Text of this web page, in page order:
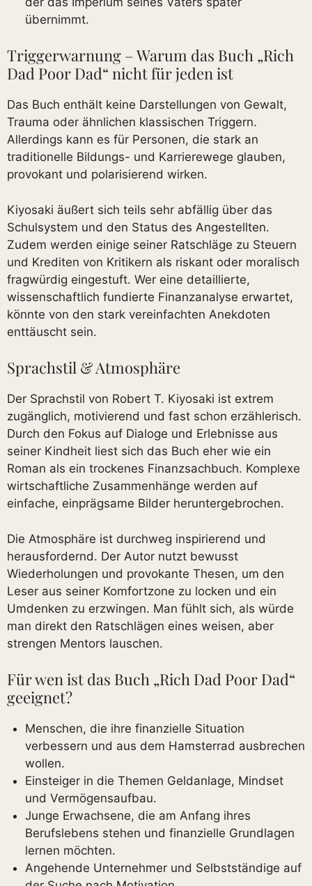
übernimmt.
Triggerwarnung – Warum das Buch „Rich
Dad Poor Dad“ nicht für jeden ist
Das Buch enthält keine Darstellungen von Gewalt,
Trauma oder ähnlichen klassischen Triggern.
Allerdings kann es für Personen, die stark an
traditionelle Bildungs- und Karrierewege glauben,
provokant und polarisierend wirken.
Kiyosaki äußert sich teils sehr abfällig über das
Schulsystem und den Status des Angestellten.
Zudem werden einige seiner Ratschläge zu Steuern
und Krediten von Kritikern als riskant oder moralisch
fragwürdig eingestuft. Wer eine detaillierte,
wissenschaftlich fundierte Finanzanalyse erwartet,
könnte von den stark vereinfachten Anekdoten
enttäuscht sein.
Sprachstil & Atmosphäre
Der Sprachstil von Robert T. Kiyosaki ist extrem
zugänglich, motivierend und fast schon erzählerisch.
Durch den Fokus auf Dialoge und Erlebnisse aus
seiner Kindheit liest sich das Buch eher wie ein
Roman als ein trockenes Finanzsachbuch. Komplexe
wirtschaftliche Zusammenhänge werden auf
einfache, einprägsame Bilder heruntergebrochen.
Die Atmosphäre ist durchweg inspirierend und
herausfordernd. Der Autor nutzt bewusst
Wiederholungen und provokante Thesen, um den
Leser aus seiner Komfortzone zu locken und ein
Umdenken zu erzwingen. Man fühlt sich, als würde
man direkt den Ratschlägen eines weisen, aber
strengen Mentors lauschen.
Für wen ist das Buch „Rich Dad Poor Dad“
geeignet?
Menschen, die ihre finanzielle Situation
verbessern und aus dem Hamsterrad ausbrechen
wollen.
Einsteiger in die Themen Geldanlage, Mindset
und Vermögensaufbau.
Junge Erwachsene, die am Anfang ihres
Berufslebens stehen und finanzielle Grundlagen
lernen möchten.
Angehende Unternehmer und Selbstständige auf